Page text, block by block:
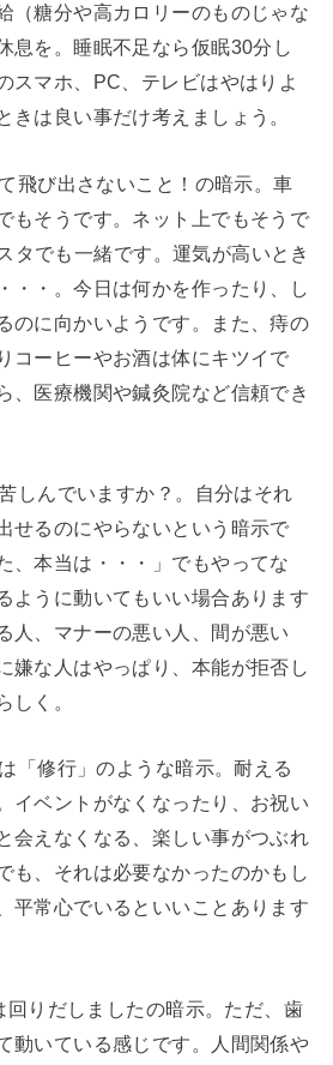
（糖分や高カロリーのものじゃな
息を。睡眠不足なら仮眠30分し
スマホ、PC、テレビはやはりよ
きは良い事だけ考えましょう。
び出さないこと！の暗示。車
もそうです。ネット上でもそうで
タでも一緒です。運気が高いとき
・・。今日は何かを作ったり、し
のに向かいようです。また、痔の
コーヒーやお酒は体にキツイで
、医療機関や鍼灸院など信頼でき
んでいますか？。自分はそれ
せるのにやらないという暗示で
、本当は・・・」でもやってな
ように動いてもいい場合あります
人、マナーの悪い人、間が悪い
嫌な人はやっぱり、本能が拒否し
しく。
修行」のような暗示。耐える
イベントがなくなったり、お祝い
会えなくなる、楽しい事がつぶれ
も、それは必要なかったのかもし
平常心でいるといいことあります
りだしましたの暗示。ただ、歯
動いている感じです。人間関係や